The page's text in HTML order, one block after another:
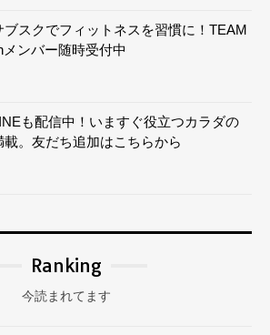
ブスクでフィットネスを習慣に！TEAM
メンバー随時受付中
も配信中！いますぐ役立つカラダの
載。友だち追加はこちらから
Ranking
今読まれてます